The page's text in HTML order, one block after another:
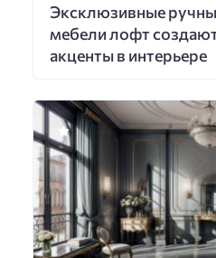
Эксклюзивные
мебели лофт
акценты в интерьере